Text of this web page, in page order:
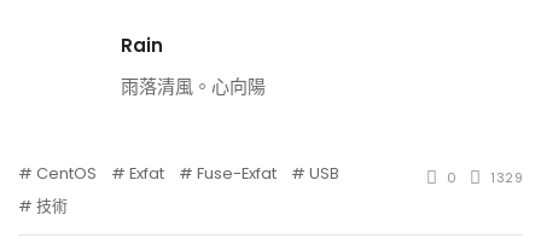
Rain
雨落清風。心向陽
CentOS Exfat Fuse-Exfat
USB
技術
0 1329